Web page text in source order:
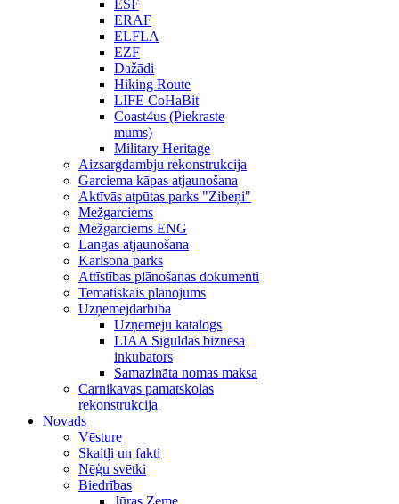
ESF
ERAF
ELFLA
EZF
Dažādi
Hiking Route
LIFE CoHaBit
Coast4us (Piekraste
mums)
Military Heritage
Aizsargdambju rekonstrukcija
Garciema kāpas atjaunošana
Aktīvās atpūtas parks "Zibeņi"
Mežgarciems
Mežgarciems ENG
Langas atjaunošana
Karlsona parks
Attīstības plānošanas dokumenti
Tematiskais plānojums
Uzņēmējdarbība
Uzņēmēju katalogs
LIAA Siguldas biznesa
inkubators
Samazināta nomas maksa
Carnikavas pamatskolas
rekonstrukcija
Novads
Vēsture
Skaitļi un fakti
Nēģu svētki
Biedrības